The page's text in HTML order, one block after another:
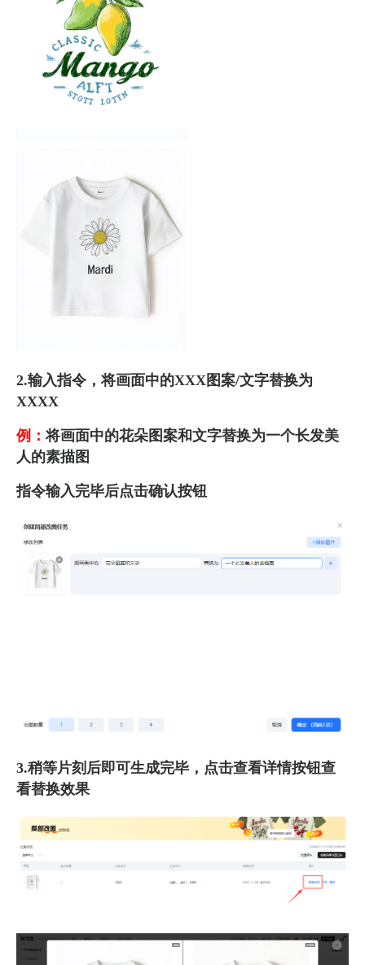
2.输入指令，将画面中的XXX图案/文字替换为
XXXX
例： 将画面中的花朵图案和文字替换为一个长发美
人的素描图
指令输入完毕后点击确认按钮
3.稍等片刻后即可生成完毕，点击查看详情按钮查
看替换效果